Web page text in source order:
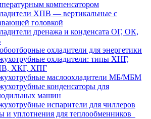
компенсатором
ХПВ — вертикальные с
головкой
дренажа и конденсата ОГ, ОК,
охладители для энергетики
охладители: типы ХНГ,
ХКГ, ХПГ
маслоохладители МБ/МБМ
конденсаторы для
машин
испарители для чиллеров
и уплотнения для теплообменников